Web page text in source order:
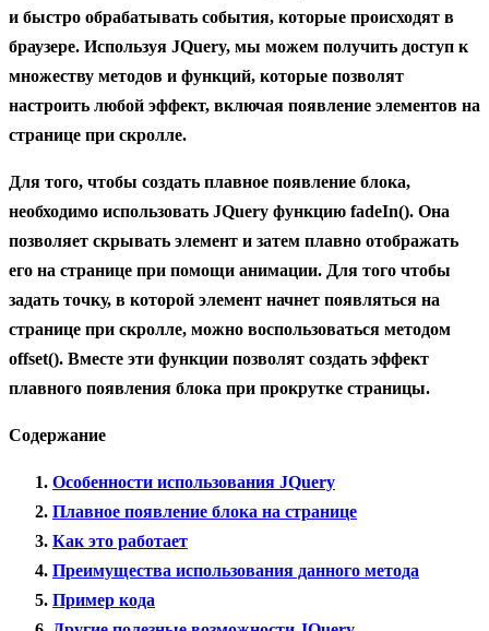
и быстро обрабатывать события, которые происходят в
браузере. Используя JQuery, мы можем получить доступ к
множеству методов и функций, которые позволят
настроить любой эффект, включая появление элементов на
странице при скролле.
Для того, чтобы создать плавное появление блока,
необходимо использовать JQuery функцию fadeIn(). Она
позволяет скрывать элемент и затем плавно отображать
его на странице при помощи анимации. Для того чтобы
задать точку, в которой элемент начнет появляться на
странице при скролле, можно воспользоваться методом
offset(). Вместе эти функции позволят создать эффект
плавного появления блока при прокрутке страницы.
Содержание
Особенности использования JQuery
Плавное появление блока на странице
Как это работает
Преимущества использования данного метода
Пример кода